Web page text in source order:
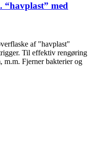
“havplast” med
af "havplast"
Til effektiv rengøring
m.m. Fjerner bakterier og